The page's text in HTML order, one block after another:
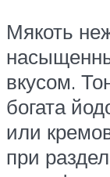
Мякоть
вкусом.
богата
или
при